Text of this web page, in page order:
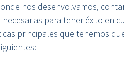
nos desenvolvamos,
para tener éxito en
principales que tenemos